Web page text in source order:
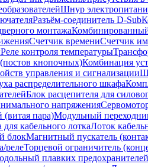
Шнур
Разъём-соединитель D-Sub
монтажаКомбинированный
Счетчик времениСчетчик
Реле контроля температуры
кнопочных)Комбинация
управления и сигнализации
распределительного шкафа
Блок расцепителя для
напряжения
пара)Модульный
кабельного лоткаЛоток
блокМагнитный пускатель
релеТорцевой ограничитель
плавких